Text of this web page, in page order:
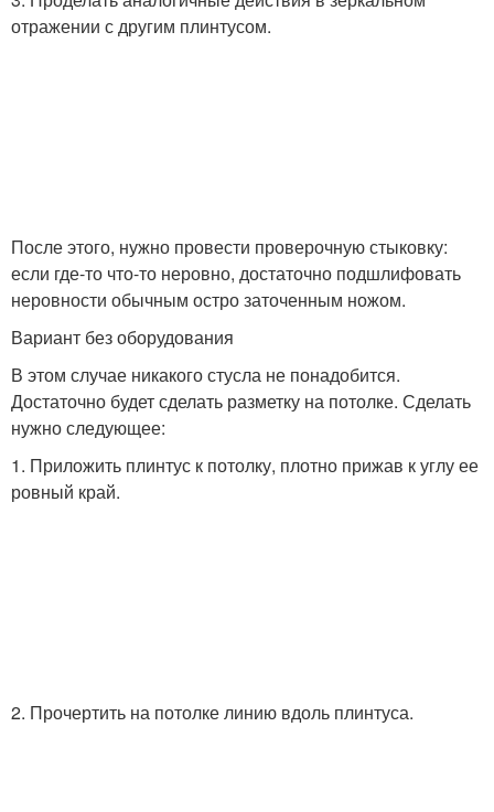
отражении с другим плинтусом.
После этого, нужно провести проверочную стыковку:
если где-то что-то неровно, достаточно подшлифовать
неровности обычным остро заточенным ножом.
Вариант без оборудования
В этом случае никакого стусла не понадобится.
Достаточно будет сделать разметку на потолке. Сделать
нужно следующее:
1. Приложить плинтус к потолку, плотно прижав к углу ее
ровный край.
2. Прочертить на потолке линию вдоль плинтуса.